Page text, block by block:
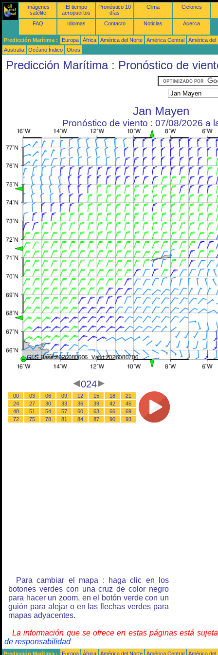
Imágenes
satélite
El tiempo
aeropuertos
Pronóstico 10
días
Clima Ciclones
FAQ Idiomas Contacto Noticias Acerca
Predicción Marítima : Europa África América del Norte América Central
América del
Australia
Océano Índico Otros
Predicción Marítima : Pronóstico de
Jan Mayen
Pronóstico de viento : 07/08/2026 a
024
00 03 06 09 12 15 18
21
24
27 30 33 36 39 42
45
48
51 54 57 60 63 66
69
72
75 78 81 84 87 90 93
Para cambiar el mapa : haga clic en los
botones verdes con una cruz de color negro
para hacer un zoom, en el botón verde con un
guión para alejar o en las flechas verdes para
mapas adyacentes.
La información que se ofrece en estas páginas está
de responsabilidad
Predicción Marítima : Europa África América del Norte América Central
América del